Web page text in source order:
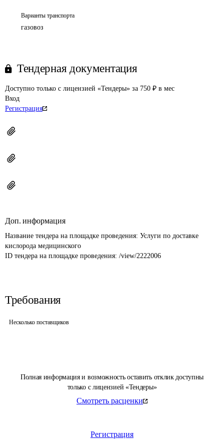
Полная информация и возможность оставить отклик доступны
только с лицензией «Тендеры»
Смотреть расценки
Регистрация
Варианты транспорта
газовоз
Тендерная документация
Доступно только с лицензией «Тендеры» за 750 ₽ в мес
Вход
Регистрация
Доп. информация
Название тендера на площадке проведения: Услуги по доставке
кислорода медицинского
ID тендера на площадке проведения: /view/2222006
Требования
Несколько поставщиков